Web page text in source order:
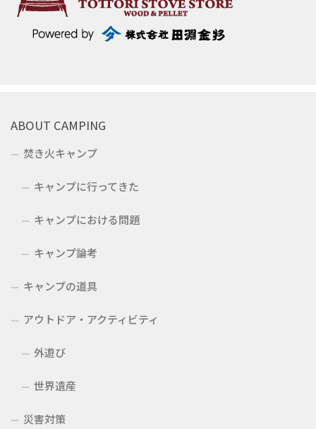
ABOUT CAMPING
焚き火キャンプ
キャンプに行ってきた
キャンプにおける問題
キャンプ論考
キャンプの道具
アウトドア・アクティビティ
外遊び
世界遺産
災害対策